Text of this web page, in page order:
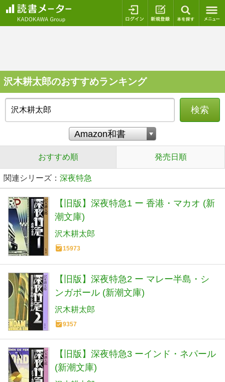
ログイン 新規登録
沢木耕太郎のおすすめランキング
検索
おすすめ順 発売日順
関連シリーズ： 深夜特急
【旧版】深夜特急1 ー 香港・マカオ (新
潮文庫)
沢木耕太郎
15973
【旧版】深夜特急2 ー マレー半島・シ
ンガポール (新潮文庫)
沢木耕太郎
9357
【旧版】深夜特急3 ーインド・ネパール
(新潮文庫)